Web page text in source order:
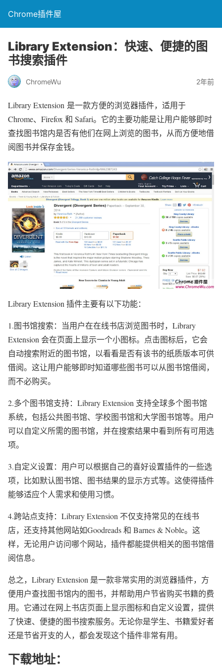
Chrome插件屋
Library Extension：快速、便捷的图
书搜索插件
ChromeWu 2年前
Library Extension 是一款方便的浏览器插件，适用于
Chrome、Firefox 和 Safari。它的主要功能是让用户能够即时
查找图书馆内是否有他们在网上浏览的图书，从而方便地借
阅图书并保存金钱。
Library Extension 插件主要有以下功能：
1.图书馆搜索：当用户在在线书店浏览图书时，Library
Extension 会在页面上显示一个小图标。点击图标后，它会
自动搜索附近的图书馆，以看看是否有该书的纸质版本可供
借阅。这让用户能够即时知道哪些图书可以从图书馆借阅，
而不必购买。
2.多个图书馆支持：Library Extension 支持全球多个图书馆
系统，包括公共图书馆、学校图书馆和大学图书馆等。用户
可以自定义所需的图书馆，并在搜索结果中看到所有可用选
项。
3.自定义设置：用户可以根据自己的喜好设置插件的一些选
项，比如默认图书馆、图书结果的显示方式等。这使得插件
能够适应个人需求和使用习惯。
4.跨站点支持：Library Extension 不仅支持常见的在线书
店，还支持其他网站如Goodreads 和 Barnes & Noble。这
样，无论用户访问哪个网站，插件都能提供相关的图书馆借
阅信息。
总之，Library Extension 是一款非常实用的浏览器插件，方
便用户查找图书馆内的图书，并帮助用户节省购买书籍的费
用。它通过在网上书店页面上显示图标和自定义设置，提供
了快速、便捷的图书搜索服务。无论你是学生、书籍爱好者
还是节省开支的人，都会发现这个插件非常有用。
下载地址：